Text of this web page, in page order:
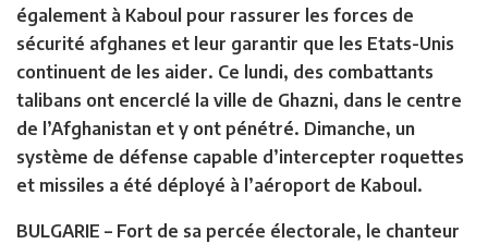
également à Kaboul pour rassurer les forces de
sécurité afghanes et leur garantir que les Etats-Unis
continuent de les aider. Ce lundi, des combattants
talibans ont encerclé la ville de Ghazni, dans le centre
de l’Afghanistan et y ont pénétré. Dimanche, un
système de défense capable d’intercepter roquettes
et missiles a été déployé à l’aéroport de Kaboul.
BULGARIE – Fort de sa percée électorale, le chanteur